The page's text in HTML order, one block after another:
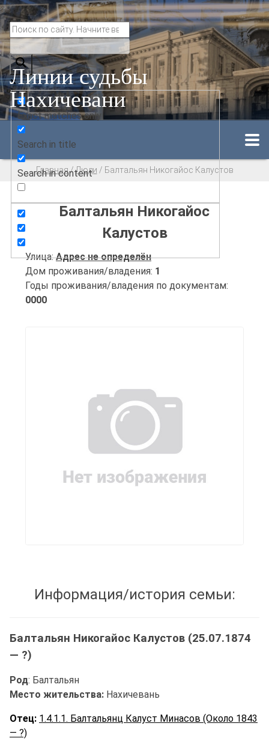
Линии судьбы
Нахичевани
Exact matches only
Search in title
Search in content
Главная/Люди / Балтальян Никогайос Калустов
Балтальян Никогайос
Калустов
Улица:Адрес не определён
Дом проживания/владения: 1
Годы проживания/владения по документам:
0000
Информация/история семьи:
Балтальян Никогайос Калустов (25.07.1874
— ?)
Род: Балтальян
Место жительства: Нахичевань
Отец: 1.4.1.1. Балтальянц Калуст Минасов (Около 1843
— ?)